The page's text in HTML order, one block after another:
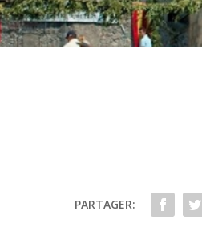
PARTAGER: